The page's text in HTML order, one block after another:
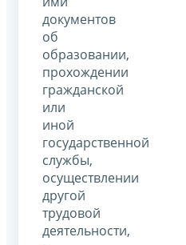
документов
об
образовании,
прохождении
гражданской
или
иной
государственной
службы,
осуществлении
другой
трудовой
деятельности,